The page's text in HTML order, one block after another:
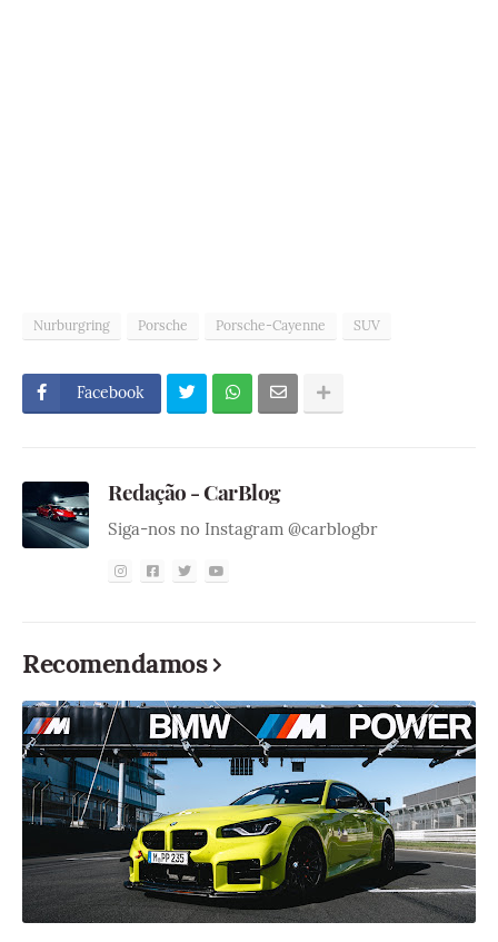
Nurburgring Porsche Porsche-Cayenne SUV
Facebook
Redação - CarBlog
Siga-nos no Instagram @carblogbr
Recomendamos